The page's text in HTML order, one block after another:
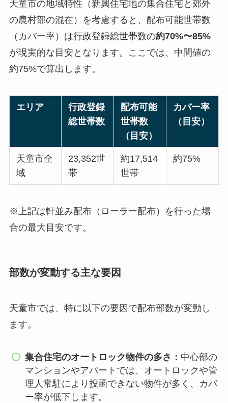
天童市の地域特性（新興住宅地の集合住宅と郊外
の農村部の混在）を考慮すると、配布可能世帯数
（カバー率）は行政登録総世帯数の約70%〜85%
が現実的な目安となります。ここでは、中間値の
約75%で算出します。
エリア
行政登録
総世帯数
配布可能
世帯数
（目安）
カバー率
（目安）
天童市全
域
23,352世
帯
約17,514
世帯
約75%
※上記は軒並み配布（ローラー配布）を行った場
合の最大目安です。
部数が変動する主な要因
天童市では、特に以下の要因で配布部数が変動し
ます。
集合住宅のオートロック物件の多さ： 中心部の
マンションやアパートでは、オートロックや管
理人常駐により投函できない物件が多く、カバ
ー率が低下します。